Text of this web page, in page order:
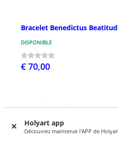
Holyart app
Découvrez maintenat l'APP de
Bracelet Benedictus
DISPONIBLE
€ 70,00